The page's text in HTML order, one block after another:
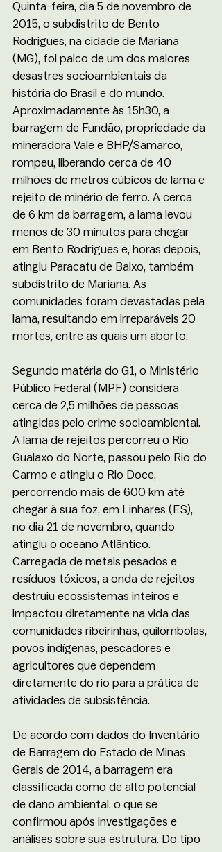
Quinta-feira, dia 5 de novembro de
2015, o subdistrito de Bento
Rodrigues, na cidade de Mariana
(MG), foi palco de um dos maiores
desastres socioambientais da
história do Brasil e do mundo.
Aproximadamente às 15h30, a
barragem de Fundão, propriedade da
mineradora Vale e BHP/Samarco,
rompeu, liberando cerca de 40
milhões de metros cúbicos de lama e
rejeito de minério de ferro. A cerca
de 6 km da barragem, a lama levou
menos de 30 minutos para chegar
em Bento Rodrigues e, horas depois,
atingiu Paracatu de Baixo, também
subdistrito de Mariana. As
comunidades foram devastadas pela
lama, resultando em irreparáveis 20
mortes, entre as quais um aborto.
Segundo matéria do G1, o Ministério
Público Federal (MPF) considera
cerca de 2,5 milhões de pessoas
atingidas pelo crime socioambiental.
A lama de rejeitos percorreu o Rio
Gualaxo do Norte, passou pelo Rio do
Carmo e atingiu o Rio Doce,
percorrendo mais de 600 km até
chegar à sua foz, em Linhares (ES),
no dia 21 de novembro, quando
atingiu o oceano Atlântico.
Carregada de metais pesados e
resíduos tóxicos, a onda de rejeitos
destruiu ecossistemas inteiros e
impactou diretamente na vida das
comunidades ribeirinhas, quilombolas,
povos indígenas, pescadores e
agricultores que dependem
diretamente do rio para a prática de
atividades de subsistência.
De acordo com dados do Inventário
de Barragem do Estado de Minas
Gerais de 2014, a barragem era
classificada como de alto potencial
de dano ambiental, o que se
confirmou após investigações e
análises sobre sua estrutura. Do tipo